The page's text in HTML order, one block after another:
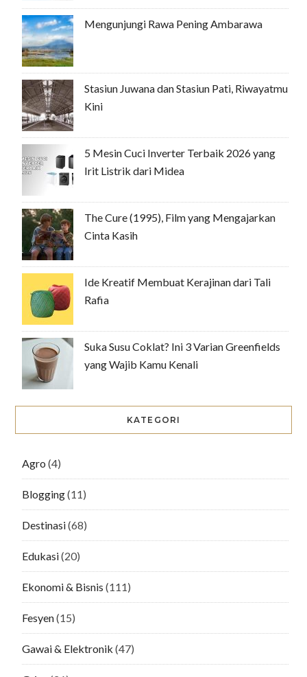
Mengunjungi Rawa Pening Ambarawa
Stasiun Juwana dan Stasiun Pati, Riwayatmu
Kini
5 Mesin Cuci Inverter Terbaik 2026 yang
Irit Listrik dari Midea
The Cure (1995), Film yang Mengajarkan
Cinta Kasih
Ide Kreatif Membuat Kerajinan dari Tali
Rafia
Suka Susu Coklat? Ini 3 Varian Greenfields
yang Wajib Kamu Kenali
KATEGORI
Agro (4)
Blogging(11)
Destinasi(68)
Edukasi(20)
Ekonomi & Bisnis (111)
Fesyen(15)
Gawai & Elektronik (47)